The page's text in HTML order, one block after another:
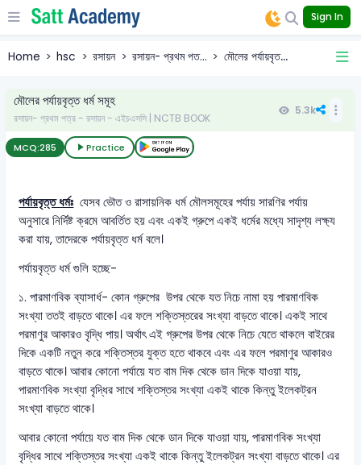
Sign In
Home hsc রসায়ন রসায়ন- প্রথম পত... মৌলের পর্যায়বৃত...
মৌলের পর্যায়বৃত্ত ধর্ম সমূহ
রসায়ন- প্রথম পত্র - রসায়ন - এইচএসসি | NCTB BOOK
5.3k
MCQ:285 Practice
পর্যায়বৃত্ত ধর্মঃ যেসব ভৌত ও রাসায়নিক ধর্ম মৌলসমূহের পর্যায় সারণির পর্যায়
অনুসারে নির্দিষ্ট ক্রমে আবর্তিত হয় এবং একই গ্রুপে একই ধর্মের মধ্যে সাদৃশ্য লক্ষ্য
করা যায়, তাদেরকে পর্যায়বৃত্ত ধর্ম বলে।
পর্যায়বৃত্ত ধর্ম গুলি হচ্ছে-
১. পারমাণবিক ব্যাসার্ধ- কোন গ্রুপের উপর থেকে যত নিচে নামা হয় পারমাণবিক
সংখ্যা ততই বাড়তে থাকে। এর ফলে শক্তিস্তরের সংখ্যা বাড়তে থাকে। একই সাথে
পরমাণুর আকারও বৃদ্ধি পায়। অর্থাৎ এই গ্রুপের উপর থেকে নিচে যেতে থাকলে বাইরের
দিকে একটি নতুন করে শক্তিস্তর যুক্ত হতে থাকবে এবং এর ফলে পরমাণুর আকারও
বাড়তে থাকে। আবার কোনো পর্যায়ে যত বাম দিক থেকে ডান দিকে যাওয়া যায়,
পারমাণবিক সংখ্যা বৃদ্ধির সাথে শক্তিস্তর সংখ্যা একই থাকে কিন্তু ইলেকট্রন
সংখ্যা বাড়তে থাকে।
আবার কোনো পর্যায়ে যত বাম দিক থেকে ডান দিকে যাওয়া যায়, পারমাণবিক সংখ্যা
বৃদ্ধির সাথে শক্তিস্তর সংখ্যা একই থাকে কিন্তু ইলেকট্রন সংখ্যা বাড়তে থাকে। এর